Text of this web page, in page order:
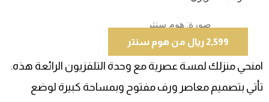
صورة: هوم سنتر
2,599 ريال من هوم سنتر
امنحي منزلك لمسة عصرية مع وحدة التلفزيون الرائعة هذه.
تأتي بتصميم معاصر ورف مفتوح وبمساحة كبيرة لوضع